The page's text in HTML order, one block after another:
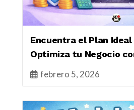
Encuentra el Plan Ideal
Optimiza tu Negocio
febrero 5, 2026